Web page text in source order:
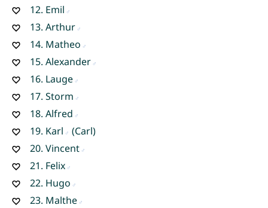
12. Emil
13. Arthur
14. Matheo
15. Alexander
16. Lauge
17. Storm
18. Alfred
19. Karl
(Carl)
20. Vincent
21. Felix
22. Hugo
23. Malthe